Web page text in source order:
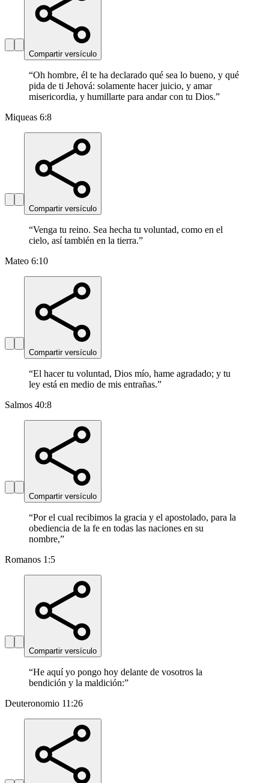
Compartir versículo
“Oh hombre, él te ha declarado qué sea lo bueno, y qué
pida de ti Jehová: solamente hacer juicio, y amar
misericordia, y humillarte para andar con tu Dios.”
Miqueas 6:8
Compartir versículo
“Venga tu reino. Sea hecha tu voluntad, como en el
cielo, así también en la tierra.”
Mateo 6:10
Compartir versículo
“El hacer tu voluntad, Dios mío, hame agradado; y tu
ley está en medio de mis entrañas.”
Salmos 40:8
Compartir versículo
“Por el cual recibimos la gracia y el apostolado, para la
obediencia de la fe en todas las naciones en su
nombre,”
Romanos 1:5
Compartir versículo
“He aquí yo pongo hoy delante de vosotros la
bendición y la maldición:”
Deuteronomio 11:26